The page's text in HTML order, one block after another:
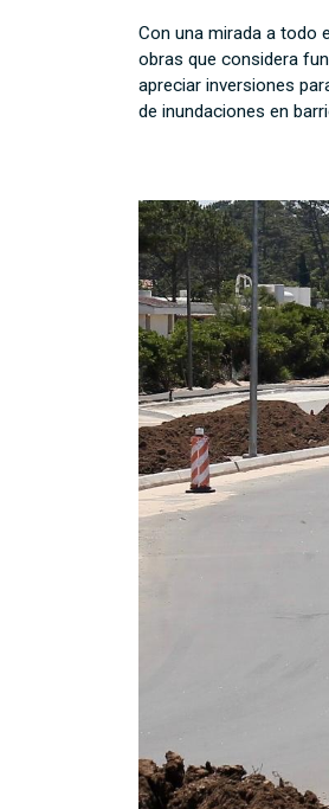
Con una mirada a todo
obras que considera
apreciar inversiones
de inundaciones en